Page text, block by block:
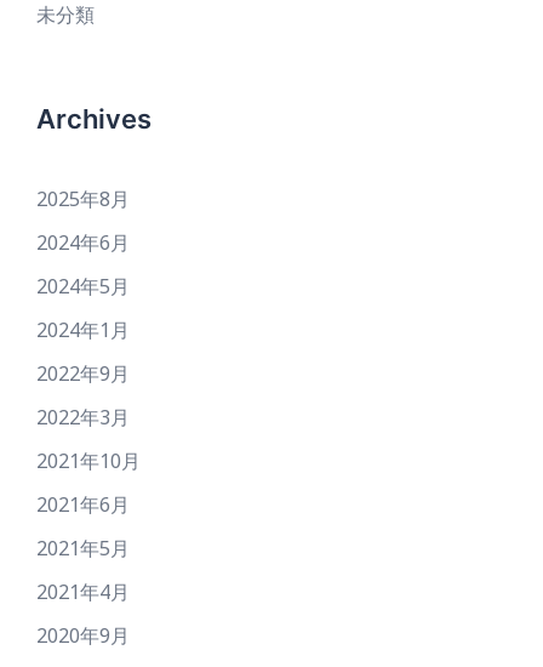
未分類
Archives
2025年8月
2024年6月
2024年5月
2024年1月
2022年9月
2022年3月
2021年10月
2021年6月
2021年5月
2021年4月
2020年9月